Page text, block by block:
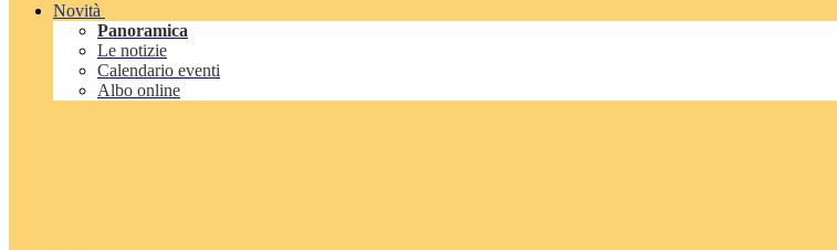
Novità
Panoramica
Le notizie
Calendario eventi
Albo online